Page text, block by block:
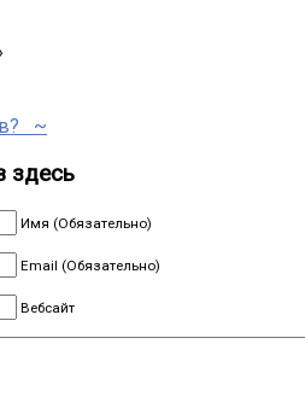
~
здесь
Имя (Обязательно)
Email (Обязательно)
Вебсайт